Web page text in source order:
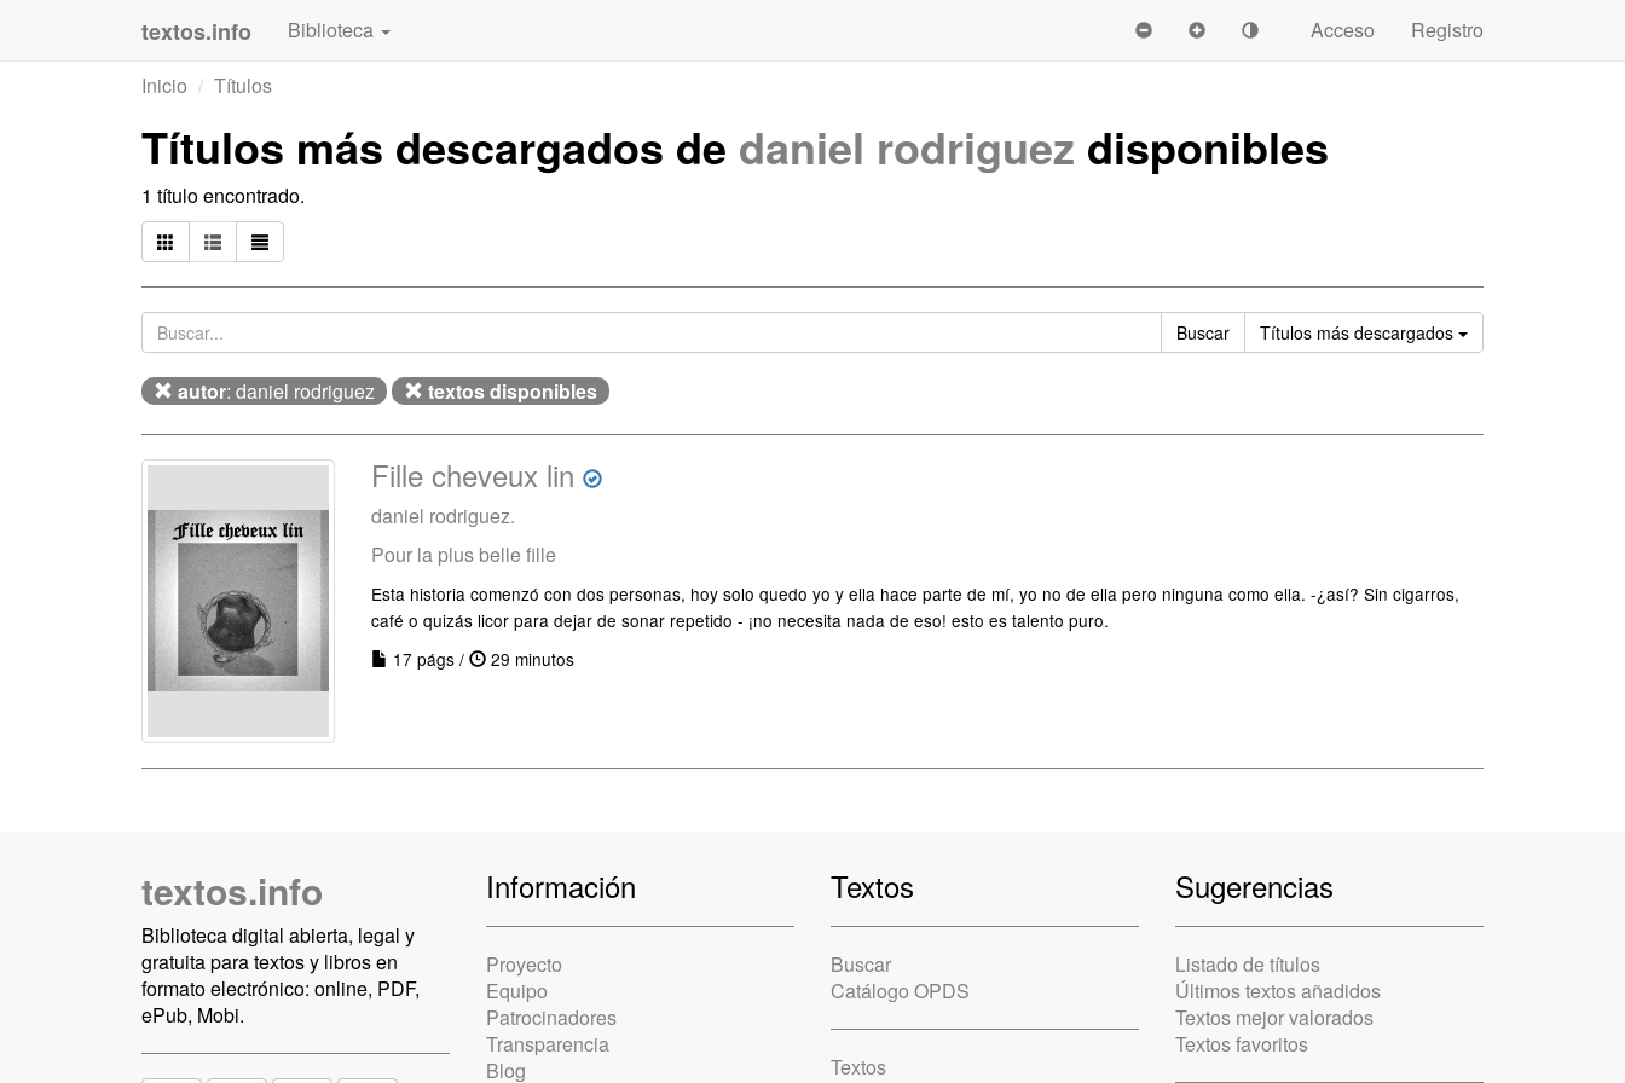
textos.info Biblioteca Acceso
Registro
Inicio
Títulos
Títulos más descargados de daniel rodriguez disponibles
1 título encontrado.
Buscar Títulos más descargados Ordenar
autor: daniel rodriguez textos disponibles
Fille cheveux lin
daniel rodriguez.
Pour la plus belle fille
Esta historia comenzó con dos personas, hoy solo quedo yo y ella hace parte de mí, yo no de ella pero ninguna como ella. -¿así? Sin cigarros,
café o quizás licor para dejar de sonar repetido - ¡no necesita nada de eso! esto es talento puro.
17 págs /
29 minutos
textos.info
Biblioteca digital abierta, legal y
gratuita para textos y libros en
formato electrónico: online, PDF,
ePub, Mobi.
Información
Proyecto
Equipo
Patrocinadores
Transparencia
Blog
Textos
Buscar
Catálogo OPDS
Textos
Sugerencias
Listado de títulos
Últimos textos añadidos
Textos mejor valorados
Textos favoritos